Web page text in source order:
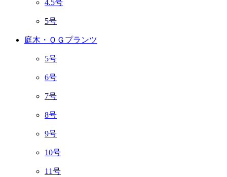
4.5号
5号
庭木・ＯＧプランツ
5号
6号
7号
8号
9号
10号
11号